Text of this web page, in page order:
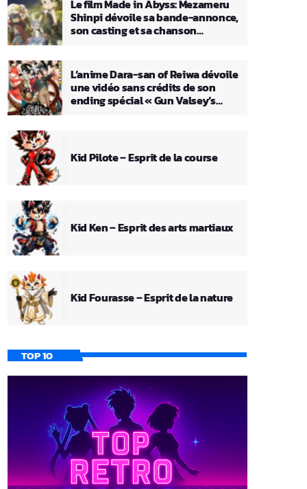
Le film Made in Abyss: Mezameru
Shinpi dévoile sa bande-annonce,
son casting et sa chanson
L’anime Dara-san of Reiwa dévoile
une vidéo sans crédits de son
ending spécial « Gun Valsey’s
Kid Pilote – Esprit de la course
Kid Ken – Esprit des arts martiaux
Kid Fourasse – Esprit de la nature
TOP 10